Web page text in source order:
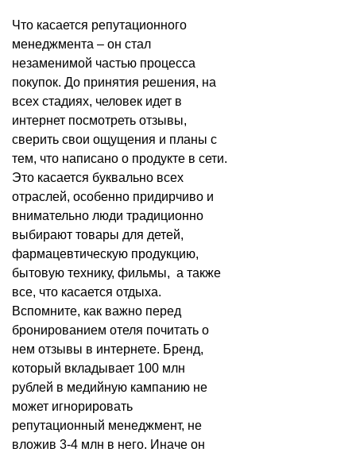
Что касается репутационного
менеджмента – он стал
незаменимой частью процесса
покупок. До принятия решения, на
всех стадиях, человек идет в
интернет посмотреть отзывы,
сверить свои ощущения и планы с
тем, что написано о продукте в сети.
Это касается буквально всех
отраслей, особенно придирчиво и
внимательно люди традиционно
выбирают товары для детей,
фармацевтическую продукцию,
бытовую технику, фильмы, а также
все, что касается отдыха.
Вспомните, как важно перед
бронированием отеля почитать о
нем отзывы в интернете. Бренд,
который вкладывает 100 млн
рублей в медийную кампанию не
может игнорировать
репутационный менеджмент, не
вложив 3-4 млн в него. Иначе он